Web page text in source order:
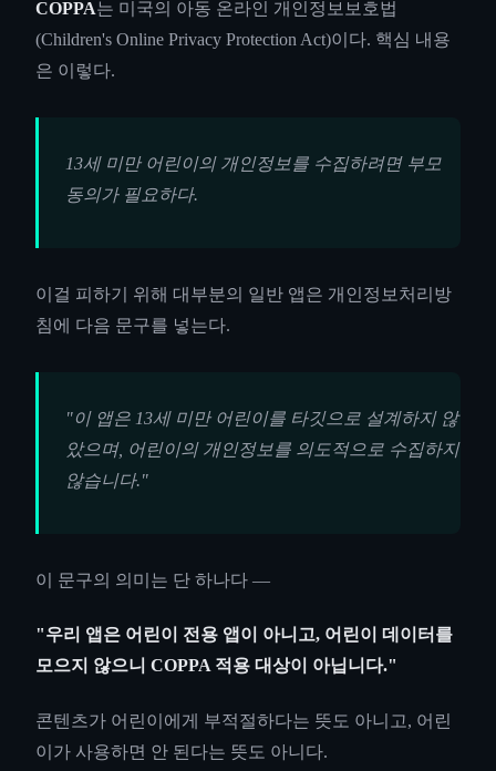
COPPA는 미국의 아동 온라인 개인정보보호법
(Children's Online Privacy Protection Act)이다. 핵심 내용
은 이렇다.
13세 미만 어린이의 개인정보를 수집하려면 부모
동의가 필요하다.
이걸 피하기 위해 대부분의 일반 앱은 개인정보처리방
침에 다음 문구를 넣는다.
"이 앱은 13세 미만 어린이를 타깃으로 설계하지 않
았으며, 어린이의 개인정보를 의도적으로 수집하지
않습니다."
이 문구의 의미는 단 하나다 —
"우리 앱은 어린이 전용 앱이 아니고, 어린이 데이터를
모으지 않으니 COPPA 적용 대상이 아닙니다."
콘텐츠가 어린이에게 부적절하다는 뜻도 아니고, 어린
이가 사용하면 안 된다는 뜻도 아니다.